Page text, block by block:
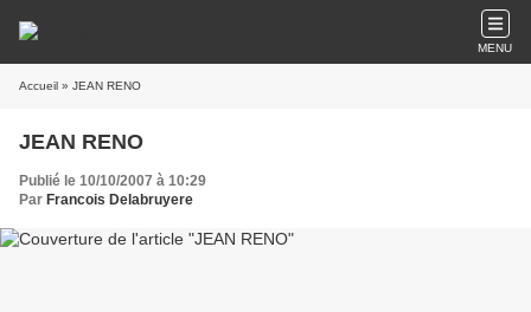
MENU
Accueil » JEAN RENO
JEAN RENO
Publié le 10/10/2007 à 10:29
Par Francois Delabruyere